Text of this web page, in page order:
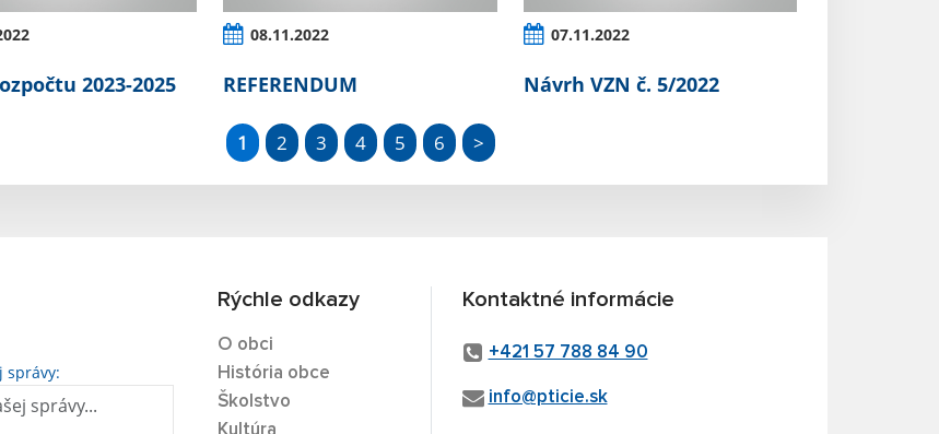
2023-2025
08.11.2022
REFERENDUM
07.11.2022
Návrh VZN č. 5/2022
1 2 3 4 5 6 >
správy:
Rýchle odkazy
O obci
História obce
Školstvo
Kultúra
Kontaktné informácie
+421 57 788 84 90
info@pticie.sk